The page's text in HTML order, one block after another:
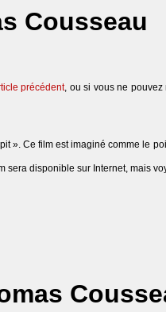
Cousseau
précédent, ou si vous ne
». Ce film est imaginé comme le
sera disponible sur Internet, mais